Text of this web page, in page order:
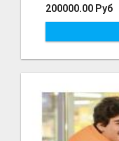
200000.00 Руб